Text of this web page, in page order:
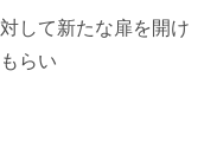
して新たな扉を開け
らい